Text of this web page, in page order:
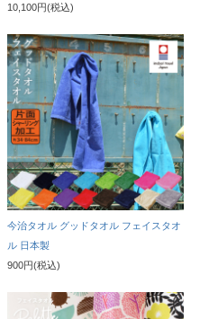
10,100円(税込)
今治タオル グッドタオル フェイスタオ
ル 日本製
900円(税込)